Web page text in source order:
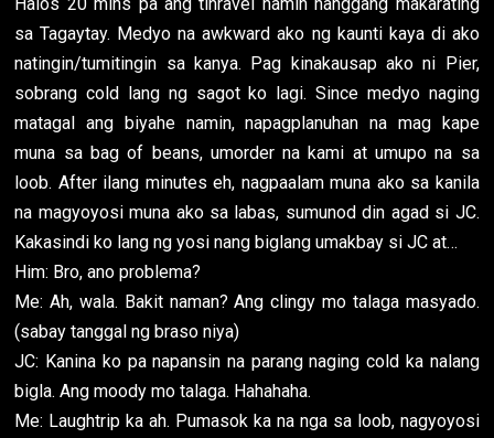
sa Tagaytay. Medyo na awkward ako ng kaunti kaya di ako
natingin/tumitingin sa kanya. Pag kinakausap ako ni Pier,
sobrang cold lang ng sagot ko lagi. Since medyo naging
matagal ang biyahe namin, napagplanuhan na mag kape
muna sa bag of beans, umorder na kami at umupo na sa
loob. After ilang minutes eh, nagpaalam muna ako sa kanila
na magyoyosi muna ako sa labas, sumunod din agad si JC.
Kakasindi ko lang ng yosi nang biglang umakbay si JC at…
Him: Bro, ano problema?
Me: Ah, wala. Bakit naman? Ang clingy mo talaga masyado.
(sabay tanggal ng braso niya)
JC: Kanina ko pa napansin na parang naging cold ka nalang
bigla. Ang moody mo talaga. Hahahaha.
Me: Laughtrip ka ah. Pumasok ka na nga sa loob, nagyoyosi